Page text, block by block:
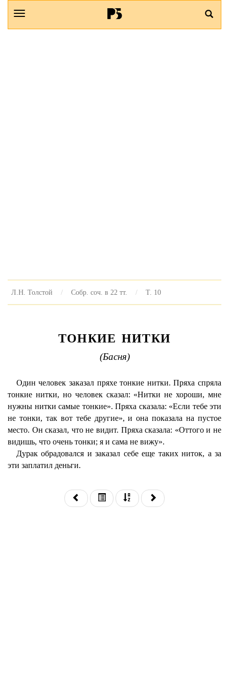
Л.Н. Толстой Собр. соч. в 22 тт. Т. 10
ТОНКИЕ НИТКИ
(Басня)
Один человек заказал пряхе тонкие нитки. Пряха спряла
тонкие нитки, но человек сказал: «Нитки не хороши, мне
нужны нитки самые тонкие». Пряха сказала: «Если тебе эти
не тонки, так вот тебе другие», и она показала на пустое
место. Он сказал, что не видит. Пряха сказала: «Оттого и не
видишь, что очень тонки; я и сама не вижу».
Дурак обрадовался и заказал себе еще таких ниток, а за
эти заплатил деньги.